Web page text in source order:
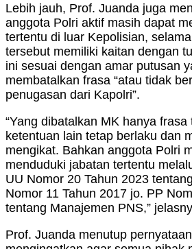
Lebih jauh, Prof. Juanda juga
anggota Polri aktif masih dapat
tertentu di luar Kepolisian,
tersebut memiliki kaitan dengan
ini sesuai dengan amar putusan
membatalkan frasa “atau tidak
penugasan dari Kapolri”.
“Yang dibatalkan MK hanya
ketentuan lain tetap berlaku dan
mengikat. Bahkan anggota Polri
menduduki jabatan tertentu
UU Nomor 20 Tahun 2023
Nomor 11 Tahun 2017 jo. PP
tentang Manajemen PNS,”
Prof. Juanda menutup